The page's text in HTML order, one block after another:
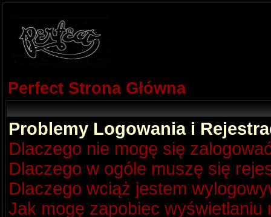
Perfect Strona Główna
Problemy Logowania i
Dlaczego nie mogę się
Dlaczego w ogóle muszę się
Dlaczego wciąż jestem
Jak mogę zapobiec